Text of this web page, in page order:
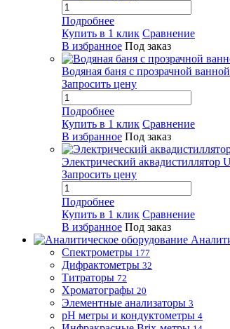
Подробнее
Купить в 1 клик Сравнение
В избранное Под заказ
Водяная баня с прозрачной
Запросить цену
Подробнее
Купить в 1 клик Сравнение
В избранное Под заказ
Электрический аквадистиллятор
Запросить цену
Подробнее
Купить в 1 клик Сравнение
В избранное Под заказ
Спектрометры 177
Дифрактометры 32
Титраторы 72
Хроматографы 20
Элементные анализаторы 3
pH метры и кондуктометры 4